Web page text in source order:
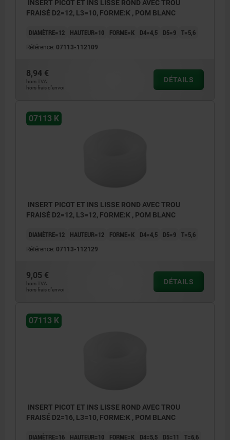
INSERT PICOT ET INS LISSE ROND AVEC TROU
FRAISÉ D2=12, L3=10, FORME:K , POM BLANC
DIAMÈTRE=12 HAUTEUR=10 FORME=K D4=4,5 D5=9 T=5,6
Référence: 07113-112109
8,94 €
hors TVA
hors frais d’envoi
DÉTAILS
07113 K
INSERT PICOT ET INS LISSE ROND AVEC TROU
FRAISÉ D2=12, L3=12, FORME:K , POM BLANC
DIAMÈTRE=12 HAUTEUR=12 FORME=K D4=4,5 D5=9 T=5,6
Référence: 07113-112129
9,05 €
hors TVA
hors frais d’envoi
DÉTAILS
07113 K
INSERT PICOT ET INS LISSE ROND AVEC TROU
FRAISÉ D2=16, L3=10, FORME:K , POM BLANC
DIAMÈTRE=16 HAUTEUR=10 FORME=K D4=5,5 D5=11 T=6,6